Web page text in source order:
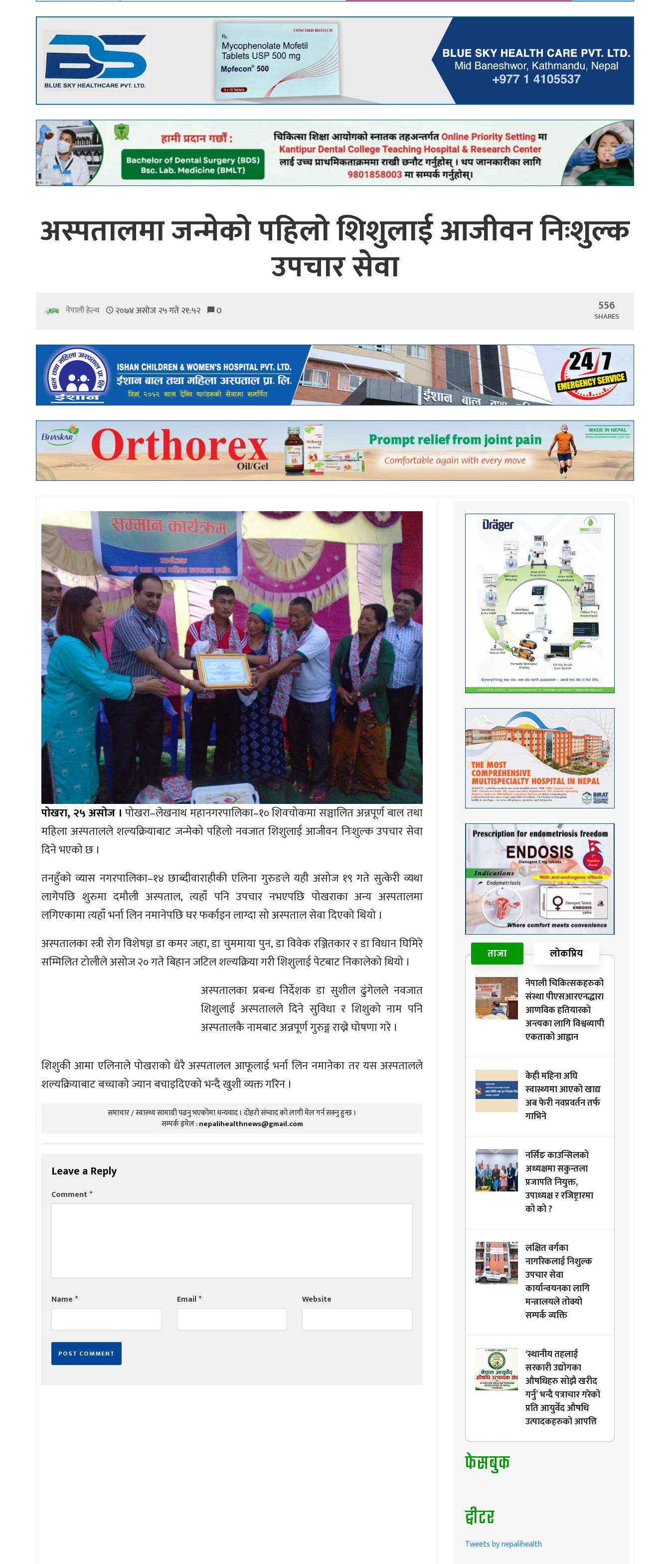
अस्पतालमा जन्मेको पहिलो शिशुलाई आजीवन निःशुल्क
उपचार सेवा
नेपाली हेल्थ २०७४ असोज २५ गते २१:५२ 0 556
SHARES
पोखरा, २५ असोज । पोखरा–लेखनाथ महानगरपालिका–१० शिवचोकमा सञ्चालित अन्नपूर्ण बाल तथा
महिला अस्पतालले शल्यक्रियाबाट जन्मेको पहिलो नवजात शिशुलाई आजीवन निःशुल्क उपचार सेवा
दिने भएको छ ।
तनहुँको व्यास नगरपालिका–१४ छाब्दीवाराहीकी एलिना गुरुङले यही असोज १९ गते सुत्केरी व्यथा
लागेपछि शुरुमा दमौली अस्पताल, त्यहाँ पनि उपचार नभएपछि पोखराका अन्य अस्पतालमा
लगिएकामा त्यहाँ भर्ना लिन नमानेपछि घर फर्काइन लाग्दा सो अस्पताल सेवा दिएको थियो ।
अस्पतालका स्त्री रोग विशेषज्ञ डा कमर जहा, डा चुममाया पुन, डा विवेक रञ्जितकार र डा विधान घिमिरे
सम्मिलित टोलीले असोज २० गते बिहान जटिल शल्यक्रिया गरी शिशुलाई पेटबाट निकालेको थियो ।
अस्पतालका प्रबन्ध निर्देशक डा सुशील ढुंगेलले नवजात
शिशुलाई अस्पतालले दिने सुविधा र शिशुको नाम पनि
अस्पतालकै नामबाट अन्नपूर्ण गुरुङ्ग राख्ने घोषणा गरे ।
शिशुकी आमा एलिनाले पोखराको धेरै अस्पतालल आफूलाई भर्ना लिन नमानेका तर यस अस्पतालले
शल्यक्रियाबाट बच्चाको ज्यान बचाइदिएको भन्दै खुशी व्यक्त गरिन ।
समाचार / स्वास्थ्य सामाग्री पढनु भएकोमा धन्यवाद । दोहरो संम्वाद को लागी मेल गर्न सक्नु हुन्छ ।
सम्पर्क इमेल :nepalihealthnews@gmail.com
Leave a Reply
Comment*
Name* Email* Website
ताजा लोकप्रिय
नेपाली चिकित्सकहरुको
संस्था पीएसआरएनद्धारा
आणविक हतियारको
अन्त्यका लागि विश्वव्यापी
एकताको आह्वान
केही महिना अघि
स्वास्थ्यमा आएको खाद्य
अब फेरी नवप्रवर्तन तर्फ
गाभिने
नर्सिङ काउन्सिलको
अध्यक्षमा सकुन्तला
प्रजापति नियुक्त,
उपाध्यक्ष र रजिष्ट्रारमा
को को ?
लक्षित वर्गका
नागरिकलाई निशुल्क
उपचार सेवा
कार्यान्वयनका लागि
मन्त्रालयले तोक्यो
सम्पर्क व्यक्ति
‘स्थानीय तहलाई
सरकारी उद्योगका
औषधिहरु सोझै खरीद
गर्नु’ भन्दै पत्राचार गरेको
प्रति आयुर्वेद औषधि
उत्पादकहरुको आपत्ति
फेसबुक
ट्वीटर
Tweets by nepalihealth